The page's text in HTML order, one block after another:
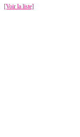
[Voir la liste]